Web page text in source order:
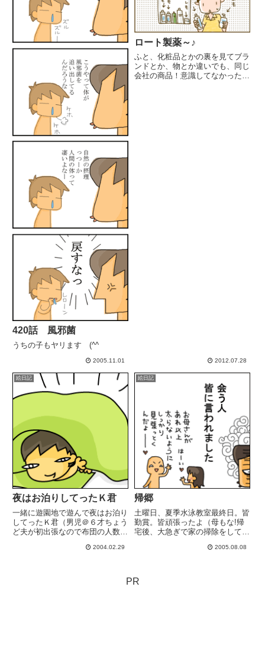
420話 風邪菌
うちの子もヤリます (^^ゞ
2005.11.01
ロート製薬～♪
ふと、化粧品とかの裏を見てブラ
ンドとか、物とか違いでも、同じ
会社の商品！意識してなかっただ
2012.07.28
絵日記
夜はお泊りしてったＫ君
一緒に遊園地で遊んで夜はお泊り
してったＫ君（男児＠６才ちょう
ど夫が初出張なので布団の人数ピ
る「おばちゃんは朝はゆっくり寝
2004.02.29
絵日記
帰郷
土曜日、夏季水泳教室最終日。皆
勤賞。皆頑張ったよ（母もな!帰
宅後、大急ぎで家の掃除をして
よ!）兵庫県の実家へ。（夫お留
愛媛県の祖父母宅へ。叔母に散々
2005.08.08
PR